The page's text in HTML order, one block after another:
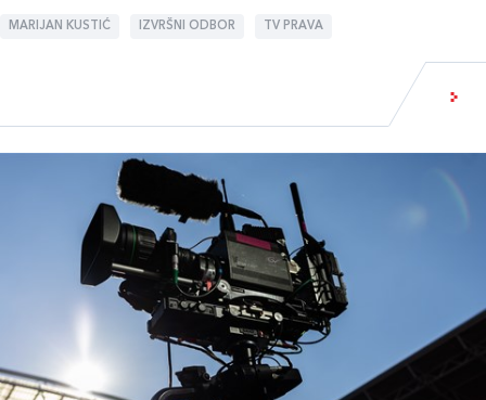
MARIJAN KUSTIĆ IZVRŠNI ODBOR TV PRAVA